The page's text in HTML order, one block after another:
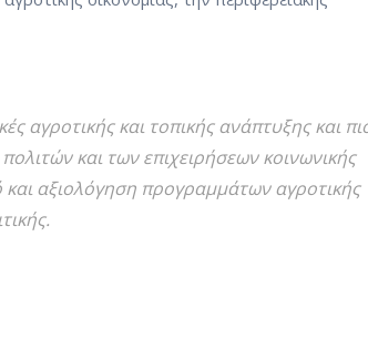
αγροτικής και τοπικής ανάπτυξης και
και των επιχειρήσεων κοινωνικής
αξιολόγηση προγραμμάτων αγροτικής